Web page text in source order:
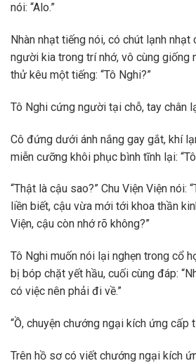
nói: “Alo.”
Nhàn nhạt tiếng nói, có chút lạnh nhạt
người kia trong trí nhớ, vô cùng giống
thử kêu một tiếng: “Tô Nghi?”
Tô Nghi cứng người tại chỗ, tay chân
Cô đứng dưới ánh nắng gay gắt, khí
miễn cưỡng khôi phục bình tĩnh lại:
“Thật là cậu sao?” Chu Viện Viện nói:
liền biết, cậu vừa mới tới khoa thần
Viện, cậu còn nhớ rõ không?”
Tô Nghi muốn nói lại nghẹn trong cổ
bị bóp chặt yết hầu, cuối cùng đáp:
có việc nên phải đi về.”
“Ồ, chuyện chướng ngại kích ứng cấp
Trên hồ sơ có viết chướng ngại kích